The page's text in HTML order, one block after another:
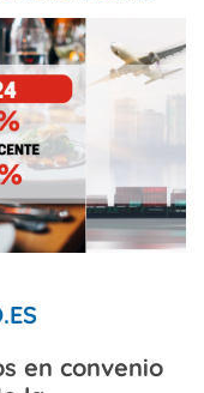
en convenio